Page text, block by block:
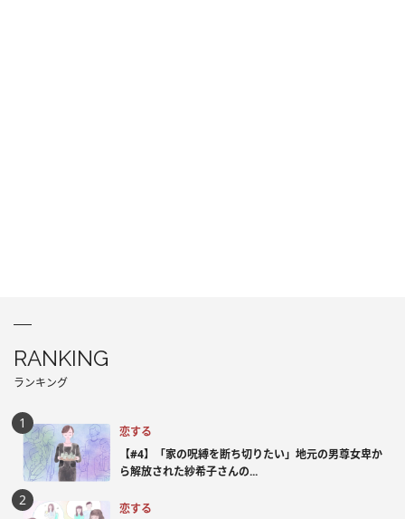
RANKING
ランキング
恋する
【#4】「家の呪縛を断ち切りたい」地元の男尊女卑か
ら解放された紗希子さんの...
恋する